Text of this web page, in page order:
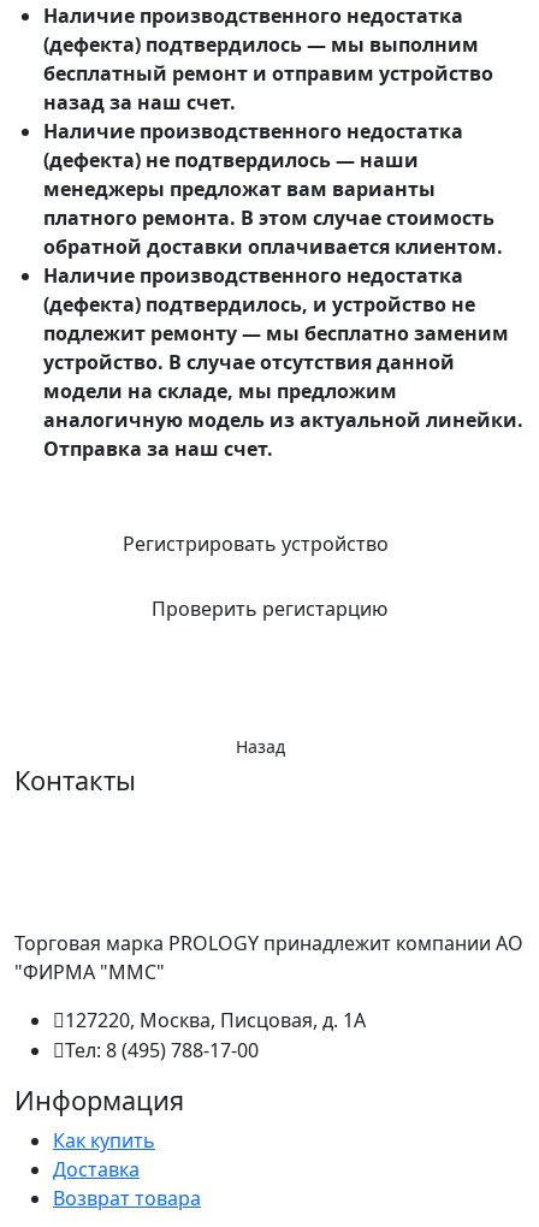
Наличие производственного недостатка
(дефекта) подтвердилось— мы выполним
бесплатный ремонт и отправим устройство
назад за наш счет.
Наличие производственного недостатка
(дефекта) не подтвердилось— наши
менеджеры предложат вам варианты
платного ремонта. В этом случае стоимость
обратной доставки оплачивается клиентом.
Наличие производственного недостатка
(дефекта) подтвердилось, и устройство не
подлежит ремонту— мы бесплатно заменим
устройство. В случае отсутствия данной
модели на складе, мы предложим
аналогичную модель из актуальной линейки.
Отправка за наш счет.
Регистрировать устройство
Проверить регистарцию
Назад
Контакты
Торговая марка PROLOGY принадлежит компании АО
"ФИРМА "ММС"
127220, Москва, Писцовая, д. 1А
Тел: 8 (495) 788-17-00
Информация
Как купить
Доставка
Возврат товара